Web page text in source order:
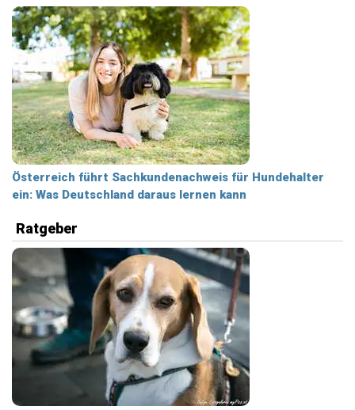
Österreich führt Sachkundenachweis für Hundehalter
ein: Was Deutschland daraus lernen kann
Ratgeber